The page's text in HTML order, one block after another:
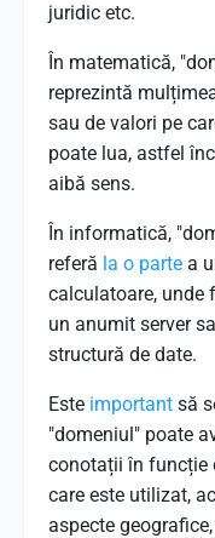
juridic etc.
În matematică,
reprezintă
sau de valori pe
poate lua, astfel
aibă sens.
În informatică,
referă la o parte a
calculatoare, unde
un anumit server
structură de date.
Este important să
"domeniul" poate
conotații în funcție
care este utilizat,
aspecte